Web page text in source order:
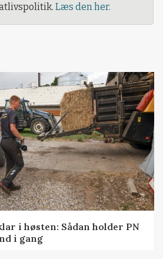
Læs den her.
i høsten: Sådan holder PN
i gang